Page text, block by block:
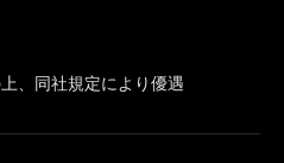
、同社規定により優遇